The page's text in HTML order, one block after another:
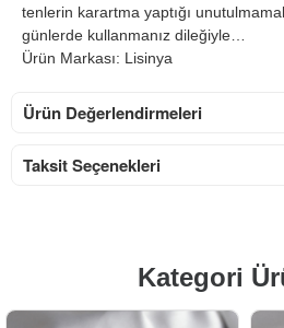
tenlerin karartma yaptığı
günlerde kullanmanız dileğiyle…
Ürün Markası: Lisinya
Ürün Değerlendirmeleri
Taksit Seçenekleri
Kategori